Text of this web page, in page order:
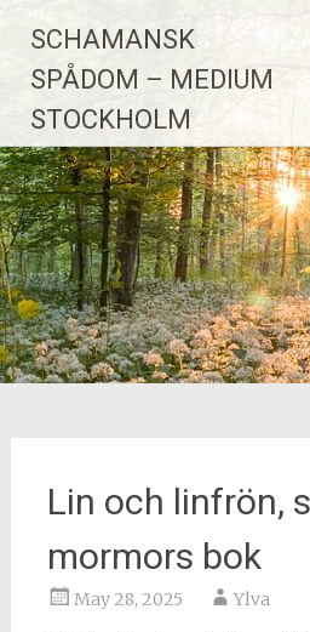
content
SCHAMANSK
SPÅDOM – MEDIUM
STOCKHOLM
Lin och linfrön,
mormors bok
May 28, 2025 Ylva